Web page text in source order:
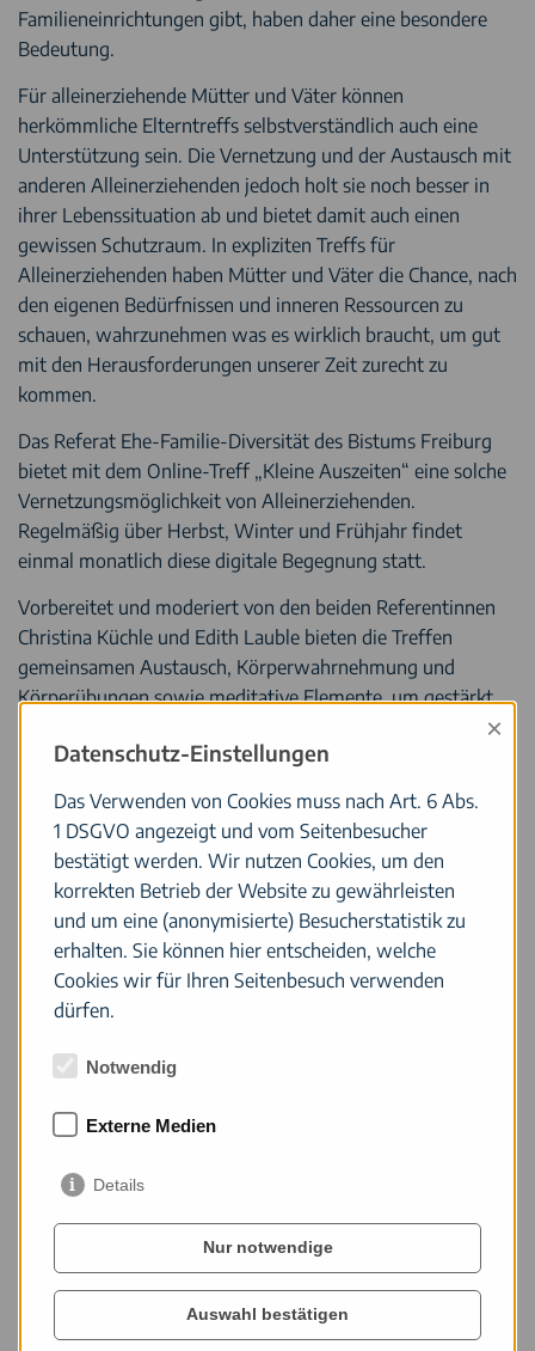
Familieneinrichtungen gibt, haben daher eine besondere
Bedeutung.
Für alleinerziehende Mütter und Väter können
herkömmliche Elterntreffs selbstverständlich auch eine
Unterstützung sein. Die Vernetzung und der Austausch mit
anderen Alleinerziehenden jedoch holt sie noch besser in
ihrer Lebenssituation ab und bietet damit auch einen
gewissen Schutzraum. In expliziten Treffs für
Alleinerziehenden haben Mütter und Väter die Chance, nach
den eigenen Bedürfnissen und inneren Ressourcen zu
schauen, wahrzunehmen was es wirklich braucht, um gut
mit den Herausforderungen unserer Zeit zurecht zu
kommen.
Das Referat Ehe-Familie-Diversität des Bistums Freiburg
bietet mit dem Online-Treff „Kleine Auszeiten“ eine solche
Vernetzungsmöglichkeit von Alleinerziehenden.
Regelmäßig über Herbst, Winter und Frühjahr findet
einmal monatlich diese digitale Begegnung statt.
Vorbereitet und moderiert von den beiden Referentinnen
Christina Küchle und Edith Lauble bieten die Treffen
gemeinsamen Austausch, Körperwahrnehmung und
Körperübungen sowie meditative Elemente, um gestärkt
Weil vor allem die Mütter und Väter diese Stärkung
benötigen, findet der Treff in den Abendstunden statt. Mit
20.30 Uhr als Startzeit haben die Eltern auch die
Möglichkeit, ihre Kinder zu diesem Zeitpunkt schon im Bett
zu haben und sich so 90 Minuten für sich selbst gönnen zu
können. Kosten entstehen für die Teilnehmenden keine.
Daten und Anmeldung
Referat Ehe - Familie - Diversität des Bistums
Datenschutz-Einstellungen
×
Das Verwenden von Cookies muss nach Art. 6 Abs.
1 DSGVO angezeigt und vom Seitenbesucher
bestätigt werden. Wir nutzen Cookies, um den
korrekten Betrieb der Website zu gewährleisten
und um eine (anonymisierte) Besucherstatistik zu
erhalten. Sie können hier entscheiden, welche
Cookies wir für Ihren Seitenbesuch verwenden
dürfen.
Notwendig
Externe Medien
Details
Nur notwendige
Auswahl bestätigen